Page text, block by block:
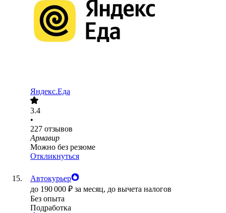
Яндекс.Еда
3.4
•
227 отзывов
Армавир
Можно без резюме
Откликнуться
Автокурьер
до 190 000 ₽ за месяц, до вычета налогов
Без опыта
Подработка